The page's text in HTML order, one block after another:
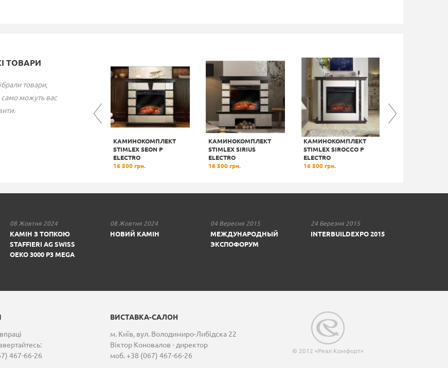
ТОВАРИ
товари,
само можуть вас
КАМИНОКОМПЛЕКТ
STIMLEX SEON P
ELECTRO
16 500 грн.
КАМИНОКОМПЛЕКТ
STIMLEX SIRIUS
ELECTRO
16 500 грн.
КАМИНОКОМПЛЕКТ
STIMLEX SIROCCO P
ELECTRO
16 500 грн.
08 Жовтня 2024
КАМІН З ТОПКОЮ
STAFFIERI AG SWISS
OEKO 3000 P3 MEGA
08 Жовтня 2024
НОВИЙ КАМІН
04 Вересня 2015
МЕЖДУНАРОДНЫЙ
ЭКСПОФОРУМ
24 Березня 2015
INTERBUILDEXPO 2015
467-66-26
ВИСТАВКА-САЛОН
м. Київ, вул. Володимиро-Либідска 22
Віктор Коновалов - директор
моб. +38 (067) 467-66-26
© 2012 «Реал Комфорт»